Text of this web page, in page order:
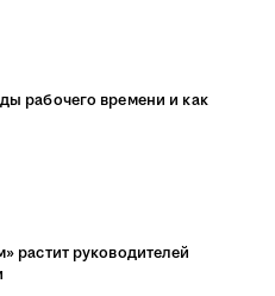
рабочего времени и как
растит руководителей